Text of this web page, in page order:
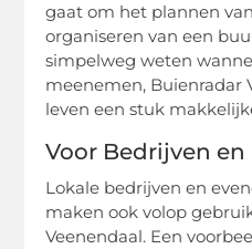
gaat om het plannen
organiseren van een
simpelweg weten
meenemen, Buienradar
leven een stuk
Voor Bedrijven
Lokale bedrijven en
maken ook volop
Veenendaal. Een